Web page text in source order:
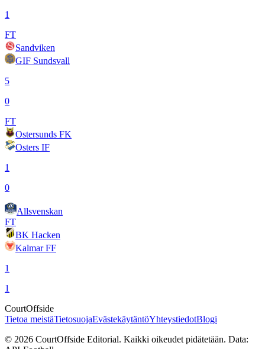
1
FT
Sandviken
GIF Sundsvall
5
0
FT
Ostersunds FK
Osters IF
1
0
Allsvenskan
FT
BK Hacken
Kalmar FF
1
1
CourtOffside
Tietoa meistäTietosuojaEvästekäytäntöYhteystiedotBlogi
© 2026 CourtOffside Editorial. Kaikki oikeudet pidätetään. Data: